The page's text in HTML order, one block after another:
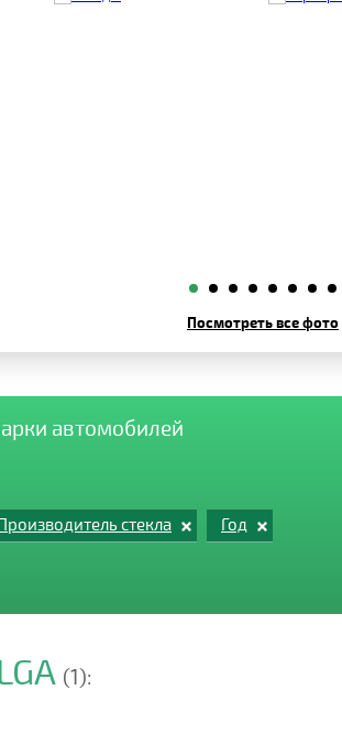
Посмотреть все фото
автомобилей
стекла Год
(1):